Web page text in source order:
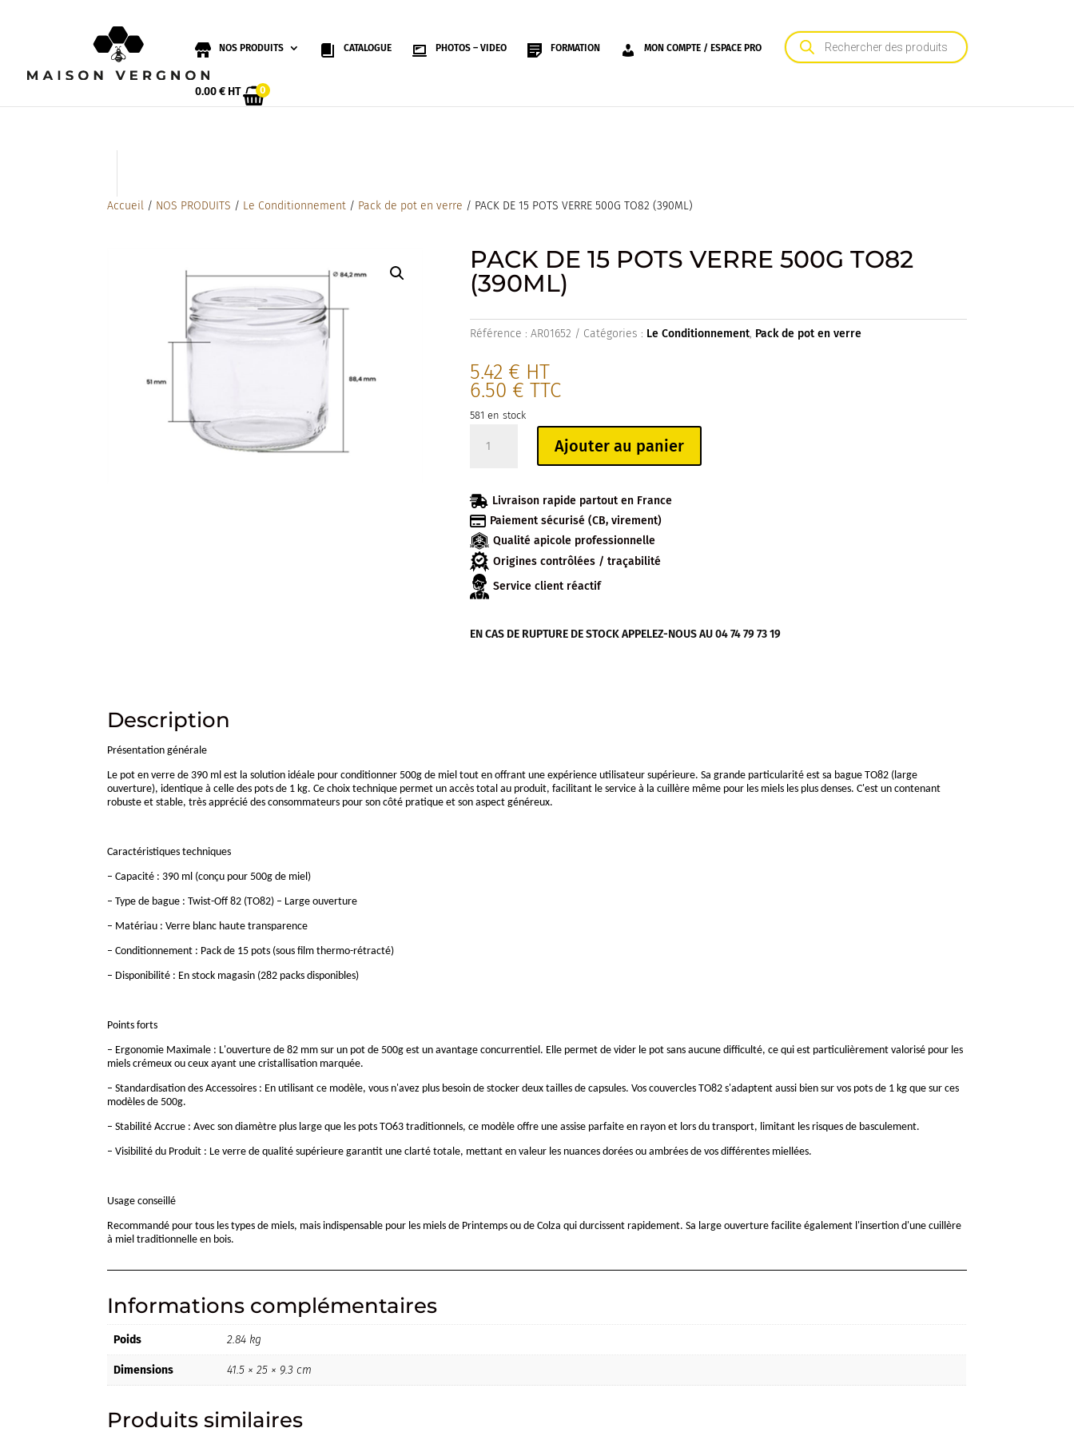
NOS PRODUITS CATALOGUE PHOTOS – VIDEO FORMATION MON COMPTE / ESPACE PRO
Recherche
de
produits
0.00€ HT 0
Accueil / NOS PRODUITS / Le Conditionnement / Pack de pot en verre / PACK DE 15 POTS VERRE 500G TO82 (390ML)
PACK DE 15 POTS VERRE 500G TO82
(390ML)
Référence :AR01652 Catégories : Le Conditionnement, Pack de pot en verre
5.42 € HT
6.50 € TTC
581 en stock
15
POTS
VERRE
500G
TO82
(390ML)
Ajouter au panier
 Livraison rapide partout en France
 Paiement sécurisé (CB, virement)
Qualité apicole professionnelle
Origines contrôlées / traçabilité
Service client réactif
EN CAS DE RUPTURE DE STOCK APPELEZ-NOUS AU 04 74 79 73 19
Description
Présentation générale
Le pot en verre de 390 ml est la solution idéale pour conditionner 500g de miel tout en offrant une expérience utilisateur supérieure. Sa grande particularité est sa bague TO82 (large
ouverture), identique à celle des pots de 1 kg. Ce choix technique permet un accès total au produit, facilitant le service à la cuillère même pour les miels les plus denses. C'est un contenant
robuste et stable, très apprécié des consommateurs pour son côté pratique et son aspect généreux.
Caractéristiques techniques
– Capacité : 390 ml (conçu pour 500g de miel)
– Type de bague : Twist-Off 82 (TO82) – Large ouverture
– Matériau : Verre blanc haute transparence
– Conditionnement : Pack de 15 pots (sous film thermo-rétracté)
– Disponibilité : En stock magasin (282 packs disponibles)
Points forts
– Ergonomie Maximale : L'ouverture de 82 mm sur un pot de 500g est un avantage concurrentiel. Elle permet de vider le pot sans aucune difficulté, ce qui est particulièrement valorisé pour les
miels crémeux ou ceux ayant une cristallisation marquée.
– Standardisation des Accessoires : En utilisant ce modèle, vous n'avez plus besoin de stocker deux tailles de capsules. Vos couvercles TO82 s'adaptent aussi bien sur vos pots de 1 kg que sur ces
modèles de 500g.
– Stabilité Accrue : Avec son diamètre plus large que les pots TO63 traditionnels, ce modèle offre une assise parfaite en rayon et lors du transport, limitant les risques de basculement.
– Visibilité du Produit : Le verre de qualité supérieure garantit une clarté totale, mettant en valeur les nuances dorées ou ambrées de vos différentes miellées.
Usage conseillé
Recommandé pour tous les types de miels, mais indispensable pour les miels de Printemps ou de Colza qui durcissent rapidement. Sa large ouverture facilite également l'insertion d'une cuillère
à miel traditionnelle en bois.
Informations complémentaires
Poids 2.84 kg
Dimensions 41.5 × 25 × 9.3 cm
Produits similaires